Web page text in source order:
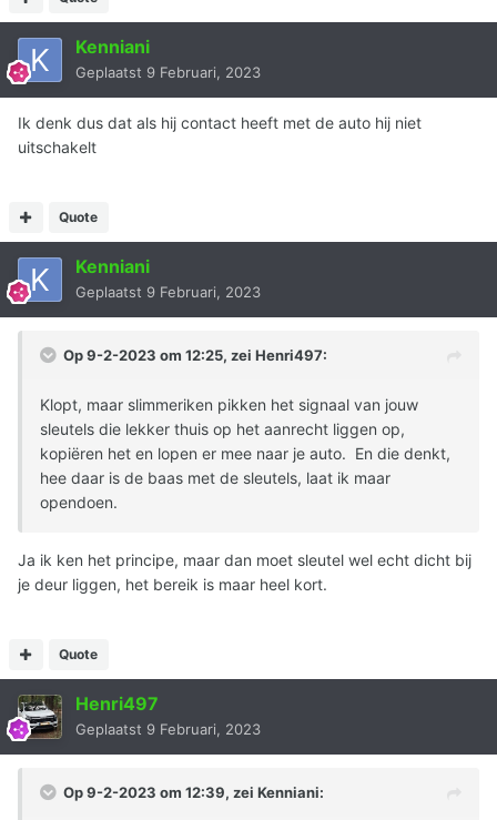
Kenniani
Geplaatst 9 Februari, 2023
Ik denk dus dat als hij contact heeft met de auto hij niet
uitschakelt
Quote
Kenniani
Geplaatst 9 Februari, 2023
Op 9-2-2023 om 12:25, zei Henri497:
Klopt, maar slimmeriken pikken het signaal van jouw
sleutels die lekker thuis op het aanrecht liggen op,
kopiëren het en lopen er mee naar je auto. En die denkt,
hee daar is de baas met de sleutels, laat ik maar
opendoen.
Ja ik ken het principe, maar dan moet sleutel wel echt dicht bij
je deur liggen, het bereik is maar heel kort.
Quote
Henri497
Geplaatst 9 Februari, 2023
Op 9-2-2023 om 12:39, zei Kenniani: